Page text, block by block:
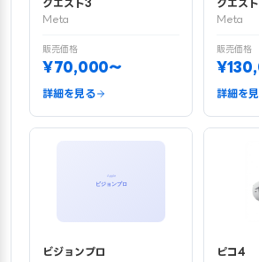
クエスト3
Meta
販売価格
¥70,000〜
詳細を見る
クエス
Meta
販売価格
詳細を
ビジョンプロ ピコ4